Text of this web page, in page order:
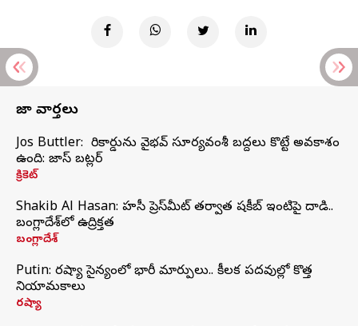
తాజా వార్తలు
Jos Buttler: నా రికార్డును వైభవ్ సూర్యవంశీ బద్దలు కొట్టే అవకాశం
ఉంది: జాస్ బట్లర్
క్రికెట్
Shakib Al Hasan: హసీనా ప్రెస్‌మీట్‌ తర్వాత షకీబ్‌ ఇంటిపై దాడి..
బంగ్లాదేశ్‌లో ఉద్రిక్తత
బంగ్లాదేశ్
Putin: రష్యా సైన్యంలో భారీ మార్పులు.. కీలక పదవుల్లో కొత్త
నియామకాలు
రష్యా